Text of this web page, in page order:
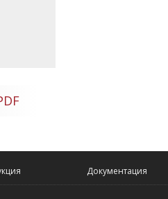
Документация